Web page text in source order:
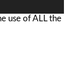
use of ALL the